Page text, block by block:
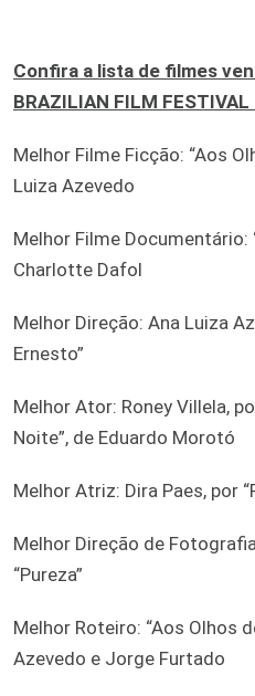
Confira a lista de filmes
BRAZILIAN FILM FESTIVAL
Melhor Filme Ficção: “Aos
Luiza Azevedo
Melhor Filme Documentário:
Charlotte Dafol
Melhor Direção: Ana Luiza
Ernesto”
Melhor Ator: Roney Villela,
Noite”, de Eduardo Morotó
Melhor Atriz: Dira Paes, por
Melhor Direção de
“Pureza”
Melhor Roteiro: “Aos Olhos
Azevedo e Jorge Furtado